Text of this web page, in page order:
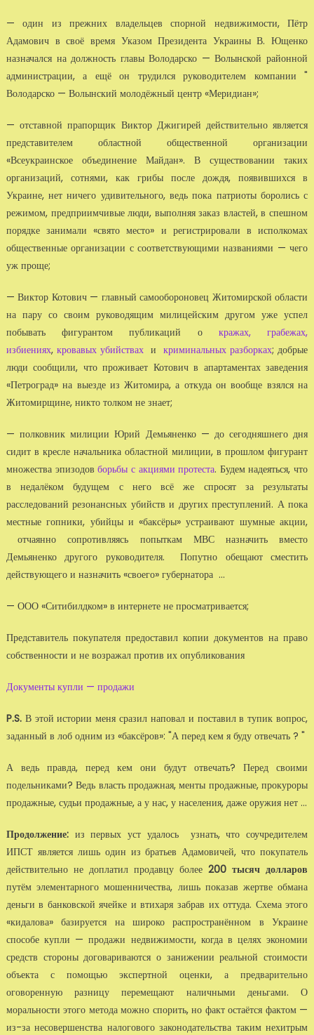
— один из прежних владельцев спорной недвижимости, Пётр
Адамович в своё время Указом Президента Украины В. Ющенко
назначался на должность главы Володарско — Волынской районной
администрации, а ещё он трудился руководителем компании "
Володарско — Волынский молодёжный центр «Меридиан»;
— отставной прапорщик Виктор Джигирей действительно является
представителем областной общественной организации
«Всеукраинское объединение Майдан». В существовании таких
организаций, сотнями, как грибы после дождя, появившихся в
Украине, нет ничего удивительного, ведь пока патриоты боролись с
режимом, предприимчивые люди, выполняя заказ властей, в спешном
порядке занимали «свято место» и регистрировали в исполкомах
общественные организации с соответствующими названиями — чего
уж проще;
— Виктор Котович — главный самообороновец Житомирской области
на пару со своим руководящим милицейским другом уже успел
побывать фигурантом публикаций о кражах, грабежах,
избиениях, кровавых убийствахи криминальных разборках; добрые
люди сообщили, что проживает Котович в апартаментах заведения
«Петроград» на выезде из Житомира, а откуда он вообще взялся на
Житомирщине, никто толком не знает;
— полковник милиции Юрий Демьяненко — до сегодняшнего дня
сидит в кресле начальника областной милиции, в прошлом фигурант
множества эпизодовборьбы с акциями протеста. Будем надеяться, что
в недалёком будущем с него всё же спросят за результаты
расследований резонансных убийств и других преступлений. А пока
местные гопники, убийцы и «баксёры» устраивают шумные акции,
отчаянно сопротивляясь попыткам МВС назначить вместо
Демьяненко другого руководителя. Попутно обещают сместить
действующего и назначить «своего» губернатора ...
— ООО «Ситибилдком» в интернете не просматривается;
Представитель покупателя предоставил копии документов на право
собственности и не возражал против их опубликования
Документы купли — продажи
P.S.В этой истории меня сразил наповал и поставил в тупик вопрос,
заданный в лоб одним из «баксёров»: "А перед кем я буду отвечать ? "
А ведь правда, перед кем они будут отвечать? Перед своими
подельниками? Ведь власть продажная, менты продажные, прокуроры
продажные, судьи продажные, а у нас, у населения, даже оружия нет ...
Продолжение:из первых уст удалось узнать, что соучредителем
ИПСТ является лишь один из братьев Адамовичей, что покупатель
действительно не доплатил продавцу более200 тысяч долларов
путём элементарного мошенничества, лишь показав жертве обмана
деньги в банковской ячейке и втихаря забрав их оттуда. Схема этого
«кидалова» базируется на широко распространённом в Украине
способе купли — продажи недвижимости, когда в целях экономии
средств стороны договариваются о занижении реальной стоимости
объекта с помощью экспертной оценки, а предварительно
оговоренную разницу перемещают наличными деньгами. О
моральности этого метода можно спорить, но факт остаётся фактом —
из-за несовершенства налогового законодательства таким нехитрым